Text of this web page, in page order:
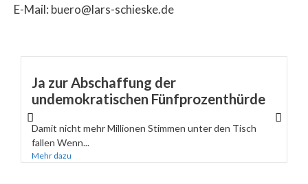
E-Mail: buero@lars-schieske.de
Ja zur Abschaffung der
undemokratischen Fünfprozenthürde
Damit nicht mehr Millionen Stimmen unter den Tisch
fallen Wenn...
Mehr dazu